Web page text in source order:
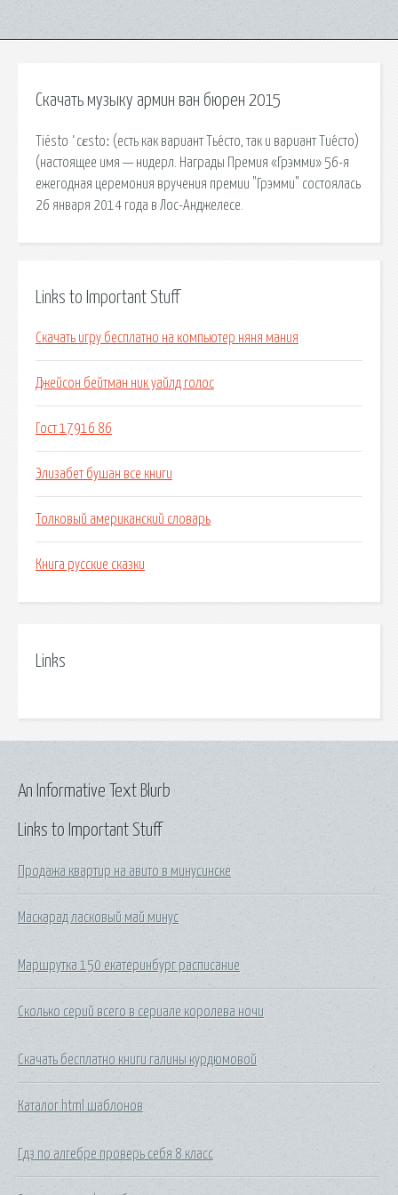
Скачать музыку армин ван бюрен 2015
Tiësto ˈcɛstoː (есть как вариант Тье́сто, так и вариант Тие́сто)
(настоящее имя — нидерл. Награды Премия «Грэмми» 56-я
ежегодная церемония вручения премии "Грэмми" состоялась
26 января 2014 года в Лос-Анджелесе.
Links to Important Stuff
Скачать игру бесплатно на компьютер няня мания
Джейсон бейтман ник уайлд голос
Гост 17916 86
Элизабет бушан все книги
Толковый американский словарь
Книга русские сказки
Links
Links to Important Stuff
Продажа квартир на авито в минусинске
Маскарад ласковый май минус
Маршрутка 150 екатеринбург расписание
Сколько серий всего в сериале королева ночи
Скачать бесплатно книги галины курдюмовой
Каталог html шаблонов
Гдз по алгебре проверь себя 8 класс
An Informative Text Blurb